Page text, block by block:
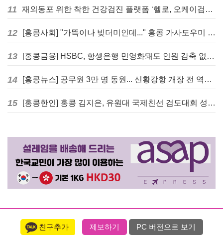
11 재외동포 위한 착한 건강검진 플랫폼 ‘헬로, 오케이검진’ 서비스 개시
12 [홍콩사회] "가뜩이나 빚더미인데..." 홍콩 가사도우미 대출 전면 금지 촉구
13 [홍콩금융] HSBC, 항셍은행 민영화돼도 인원 감축 없다... 독립 브랜드 유지
14 [홍콩뉴스] 공무원 3만 명 동원... 신황강항 개장 전 역대급 훈련 실시
15 [홍콩한인] 홍콩 김지은, 유원대 국제친선 검도대회 성인단체전 우승
친구추가 제보하기 PC 버전으로 보기